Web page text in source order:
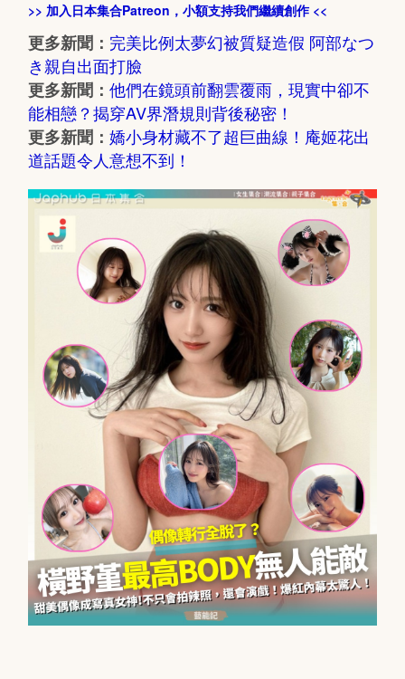
>> 加入日本集合Patreon，小額支持我們繼續創作 <<
更多新聞： 完美比例太夢幻被質疑造假 阿部なつ
き親自出面打臉
更多新聞：他們在鏡頭前翻雲覆雨，現實中卻不
能相戀？揭穿AV界潛規則背後秘密！
更多新聞：嬌小身材藏不了超巨曲線！庵姬花出
道話題令人意想不到！